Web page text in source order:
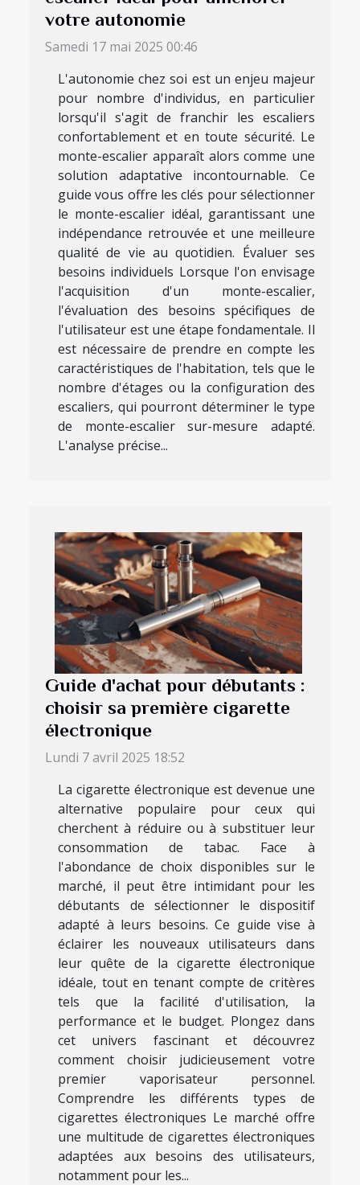
votre autonomie
Samedi 17 mai 2025 00:46
L'autonomie chez soi est un enjeu majeur
pour nombre d'individus, en particulier
lorsqu'il s'agit de franchir les escaliers
confortablement et en toute sécurité. Le
monte-escalier apparaît alors comme une
solution adaptative incontournable. Ce
guide vous offre les clés pour sélectionner
le monte-escalier idéal, garantissant une
indépendance retrouvée et une meilleure
qualité de vie au quotidien. Évaluer ses
besoins individuels Lorsque l'on envisage
l'acquisition d'un monte-escalier,
l'évaluation des besoins spécifiques de
l'utilisateur est une étape fondamentale. Il
est nécessaire de prendre en compte les
caractéristiques de l'habitation, tels que le
nombre d'étages ou la configuration des
escaliers, qui pourront déterminer le type
de monte-escalier sur-mesure adapté.
L'analyse précise...
Guide d'achat pour débutants :
choisir sa première cigarette
électronique
Lundi 7 avril 2025 18:52
La cigarette électronique est devenue une
alternative populaire pour ceux qui
cherchent à réduire ou à substituer leur
consommation de tabac. Face à
l'abondance de choix disponibles sur le
marché, il peut être intimidant pour les
débutants de sélectionner le dispositif
adapté à leurs besoins. Ce guide vise à
éclairer les nouveaux utilisateurs dans
leur quête de la cigarette électronique
idéale, tout en tenant compte de critères
tels que la facilité d'utilisation, la
performance et le budget. Plongez dans
cet univers fascinant et découvrez
comment choisir judicieusement votre
premier vaporisateur personnel.
Comprendre les différents types de
cigarettes électroniques Le marché offre
une multitude de cigarettes électroniques
adaptées aux besoins des utilisateurs,
notamment pour les...